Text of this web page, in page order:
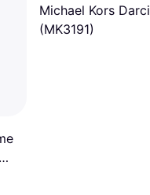
Michael Kors Darci
(MK3191)